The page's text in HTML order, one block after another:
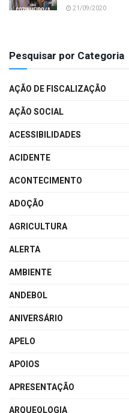
21/09/2020
Pesquisar por Categoria
AÇÃO DE FISCALIZAÇÃO
AÇÃO SOCIAL
ACESSIBILIDADES
ACIDENTE
ACONTECIMENTO
ADOÇÃO
AGRICULTURA
ALERTA
AMBIENTE
ANDEBOL
ANIVERSÁRIO
APELO
APOIOS
APRESENTAÇÃO
ARQUEOLOGIA